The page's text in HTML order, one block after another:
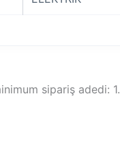
sipariş adedi: 1.